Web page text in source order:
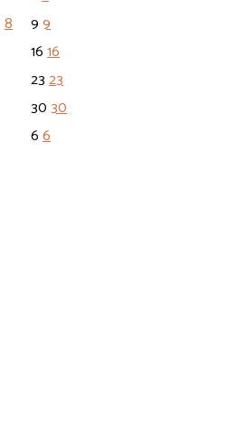
8 99
1616
2323
3030
66